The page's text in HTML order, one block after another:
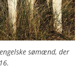
sømænd, der